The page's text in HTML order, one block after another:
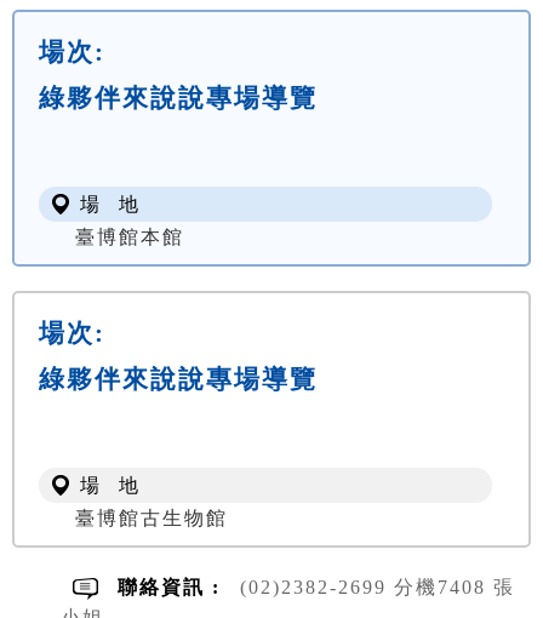
場次:
綠夥伴來說說專場導覽
場 地
臺博館本館
場次:
綠夥伴來說說專場導覽
場 地
臺博館古生物館
聯絡資訊 :
(02)2382-2699 分機7408 張